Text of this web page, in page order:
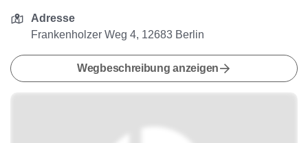
Adresse
Frankenholzer Weg 4, 12683 Berlin
Wegbeschreibung anzeigen